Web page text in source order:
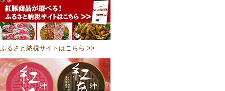
ふるさと納税サイトはこちら >>